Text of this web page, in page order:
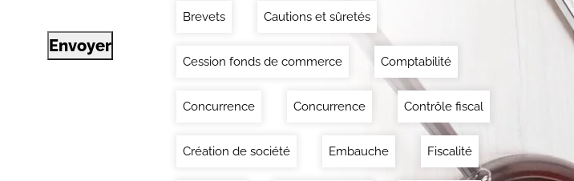
Envoyer
Brevets Cautions et sûretés
Cession fonds de commerce Comptabilité
Concurrence Concurrence Contrôle fiscal
Création de société Embauche Fiscalité